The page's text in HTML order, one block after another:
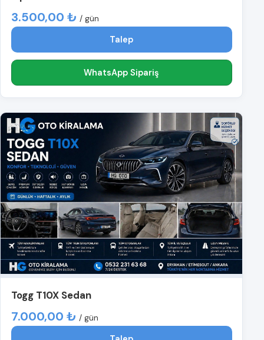
3.500,00 ₺ / gün
Talep
WhatsApp Sipariş
Togg T10X Sedan
7.000,00 ₺ / gün